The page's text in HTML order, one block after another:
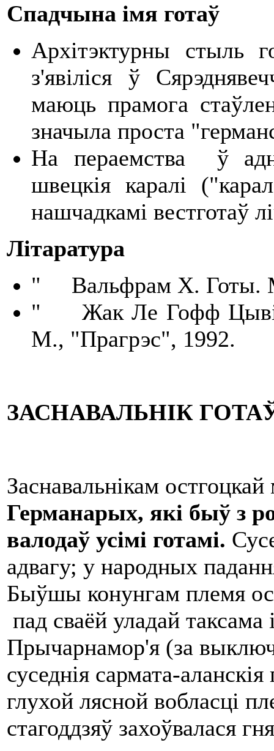
Спадчына імя готаў
Архітэктурны стыль
з'явіліся ў
маюць прамога
значыла проста
На пераемства ў
швецкія каралі
нашчадкамі вестготаў
Літаратура
" Вальфрам Х. Готы.
" Жак Ле Гофф
М., "Прагрэс", 1992.
ЗАСНАВАЛЬНІК
Заснавальнікам
Германарых, які быў з
валодаў усімі готамі.
адвагу; у народных
Быўшы конунгам племя
пад сваёй уладай
Прычарнамор'я (за
суседнія сармата-
глухой лясной вобласці
стагоддзяў захоўвалася